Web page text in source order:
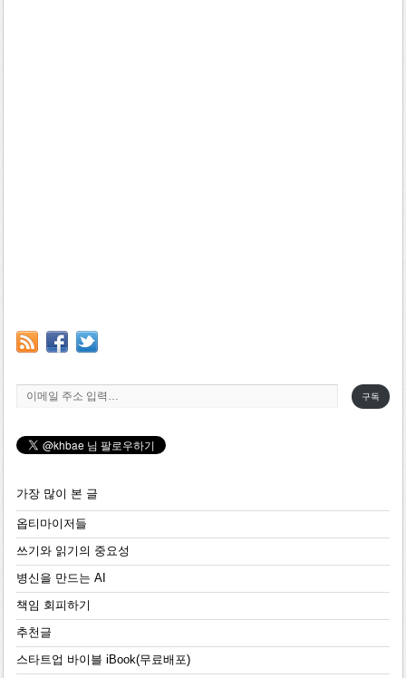
이메일 주소 입력…
구독
가장 많이 본 글
옵티마이저들
쓰기와 읽기의 중요성
병신을 만드는 AI
책임 회피하기
추천글
스타트업 바이블 iBook(무료배포)